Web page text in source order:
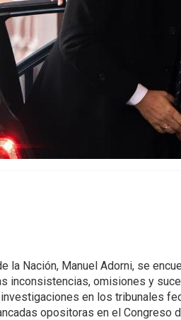
la Nación, Manuel Adorni, se
inconsistencias, omisiones y
en los tribunales
opositoras en el Congreso